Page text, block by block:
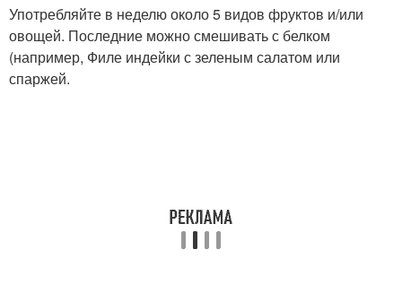
Употребляйте в неделю около 5 видов фруктов и/или
овощей. Последние можно смешивать с белком
(например, Филе индейки с зеленым салатом или
спаржей.